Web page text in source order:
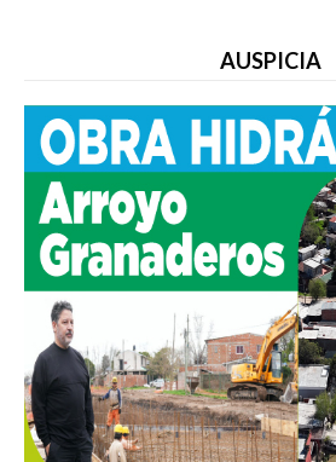
AUSPICIA